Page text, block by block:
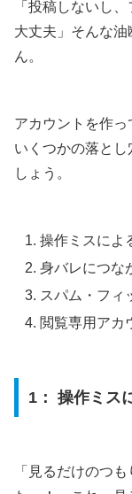
「投稿しないし
大丈夫」そんな
ん。
アカウントを作っ
いくつかの落と
しょう。
操作ミスによ
身バレにつな
スパム・フィ
閲覧専用アカ
1： 操作ミス
「見るだけのつ